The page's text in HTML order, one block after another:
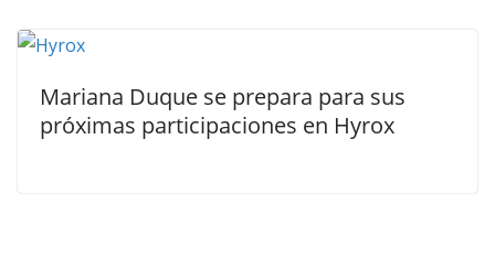
Mariana Duque se prepara para sus
próximas participaciones en Hyrox